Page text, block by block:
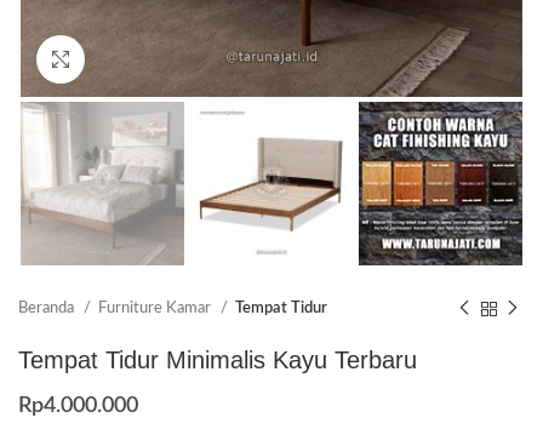
Click to enlarge
Beranda Furniture Kamar Tempat Tidur
Tempat Tidur Minimalis Kayu Terbaru
Rp4.000.000